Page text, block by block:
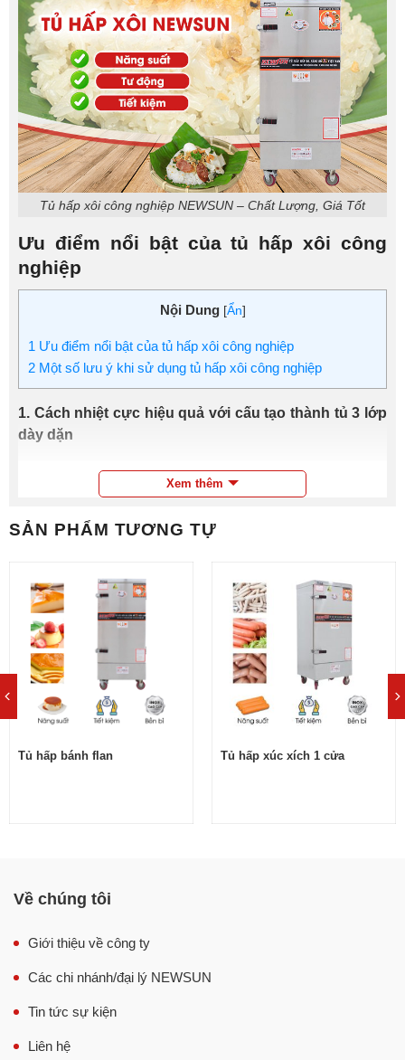
Tủ hấp xôi công nghiệp NEWSUN – Chất Lượng, Giá Tốt
Ưu điểm nổi bật của tủ hấp xôi công
nghiệp
Nội Dung [Ẩn]
1 Ưu điểm nổi bật của tủ hấp xôi công nghiệp
2 Một số lưu ý khi sử dụng tủ hấp xôi công nghiệp
1. Cách nhiệt cực hiệu quả với cấu tạo thành tủ 3 lớp
dày dặn
Thành tủ nấu xôi công nghiệp có cấu tạo 3 lớp chắc
chắn, dày dặn gồm 2 lớp inox và 1 lớp foam cách nhiệt ở
giữa giúp ngăn chặn tình trạng tỏa nhiệt ra bên ngoài, rút
ngắn thời gian nấu hấp và tiết kiệm nhiên liệu tiêu thụ
Đặc biệt, thiết kế thành tủ 3 lớp còn giúp cho bên ngoài tủ
không quá nóng bỏng khi hoạt động, đảm bảo an toàn
cho người sử dụng tuyệt đối.
Cách nhiệt cực hiệu quả với cấu tạo thành tủ 3 lớp dày dặn
Xem thêm
SẢN PHẨM TƯƠNG TỰ
Tủ hấp bánh flan Tủ hấp xúc xích 1 cửa
Về chúng tôi
Giới thiệu về công ty
Các chi nhánh/đại lý NEWSUN
Tin tức sự kiện
Liên hệ